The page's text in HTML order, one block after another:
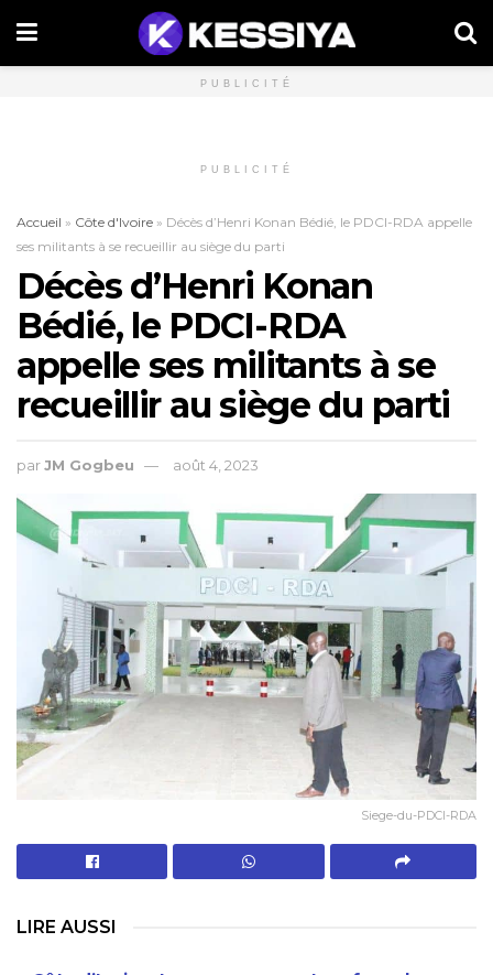
PUBLICITÉ
PUBLICITÉ
Accueil » Côte d'Ivoire » Décès d’Henri Konan Bédié, le PDCI-RDA appelle
ses militants à se recueillir au siège du parti
Décès d’Henri Konan
Bédié, le PDCI-RDA
appelle ses militants à se
recueillir au siège du parti
parJM Gogbeu août 4, 2023
Siege-du-PDCI-RDA
LIRE AUSSI